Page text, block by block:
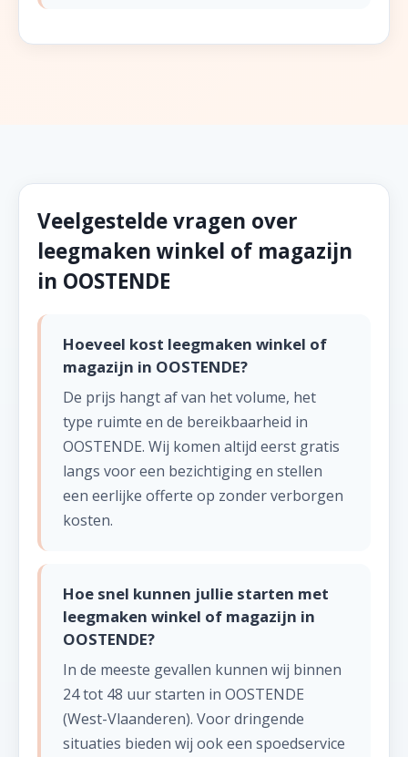
Veelgestelde vragen over
leegmaken winkel of magazijn
in OOSTENDE
Hoeveel kost leegmaken winkel of
magazijn in OOSTENDE?
De prijs hangt af van het volume, het
type ruimte en de bereikbaarheid in
OOSTENDE. Wij komen altijd eerst gratis
langs voor een bezichtiging en stellen
een eerlijke offerte op zonder verborgen
kosten.
Hoe snel kunnen jullie starten met
leegmaken winkel of magazijn in
OOSTENDE?
In de meeste gevallen kunnen wij binnen
24 tot 48 uur starten in OOSTENDE
(West-Vlaanderen). Voor dringende
situaties bieden wij ook een spoedservice